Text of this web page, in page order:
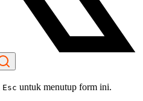
Esc untuk menutup form ini.